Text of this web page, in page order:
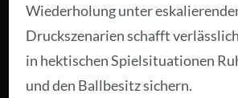
Wiederholung unter
Druckszenarien schafft
in hektischen Spielsituationen
und den Ballbesitz sichern.